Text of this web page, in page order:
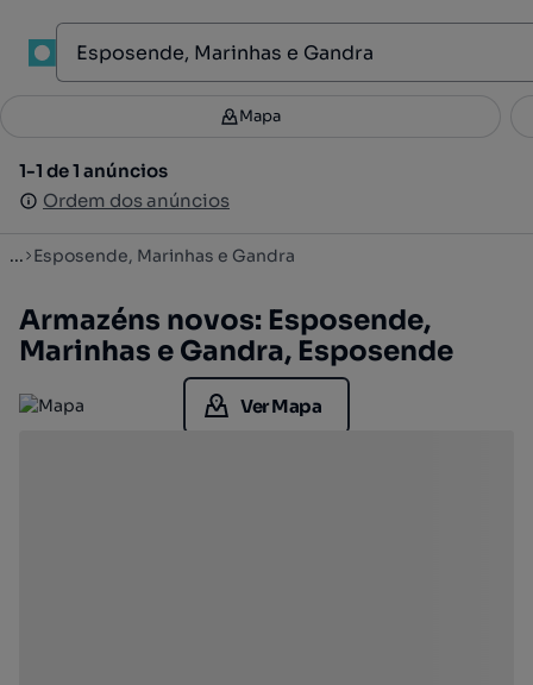
Filtros 3
1-1 de 1 anúncios
Ordem dos anúncios
Mapa
1-1 de 1 anúncios
Ordem dos anúncios
... Esposende, Marinhas e Gandra
Armazéns novos: Esposende,
Marinhas e Gandra, Esposende
Ver Mapa